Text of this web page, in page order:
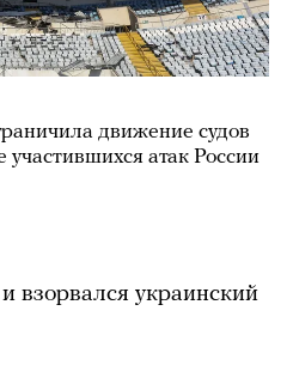
движение судов
атак России
взорвался украинский